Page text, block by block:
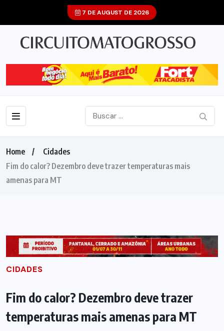
7 DE AUGUST DE 2026
Home
Cidades
Fim do calor? Dezembro deve trazer temperaturas mais
amenas para MT
CIDADES
Fim do calor? Dezembro deve trazer
temperaturas mais amenas para MT